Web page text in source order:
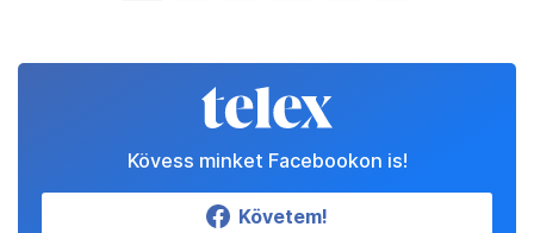
Kövess minket Facebookon is!
Követem!